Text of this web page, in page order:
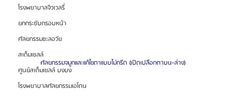
โรงพยาบาลจิวเวลรี่
ยกกระชับกรอบหน้า
ศัลยกรรมชะลอวัย
สเต็มเซลล์
ศูนย์สเต็มเซลล์ บงบง
โรงพยาบาลศัลยกรรมเอโตน
ศัลยกรรมจมูกและแก้ไขตาแบบไม่กรีด (เปิดเปลือกตาบน-ล่าง)